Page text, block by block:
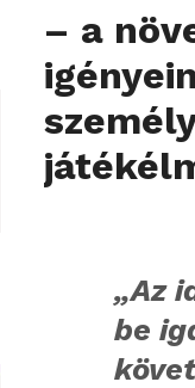
– a
„Az
be